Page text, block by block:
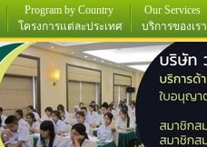
Program by Country
โครงการแต่ละประเทศ
Our Services
บริการของเรา